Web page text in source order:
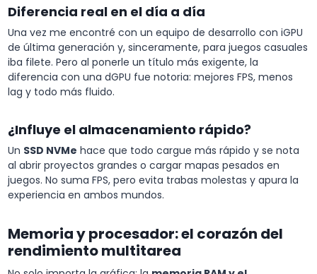
Diferencia real en el día a día
Una vez me encontré con un equipo de desarrollo con iGPU
de última generación y, sinceramente, para juegos casuales
iba filete. Pero al ponerle un título más exigente, la
diferencia con una dGPU fue notoria: mejores FPS, menos
lag y todo más fluido.
¿Influye el almacenamiento rápido?
Un SSD NVMe hace que todo cargue más rápido y se nota
al abrir proyectos grandes o cargar mapas pesados en
juegos. No suma FPS, pero evita trabas molestas y apura la
experiencia en ambos mundos.
Memoria y procesador: el corazón del
rendimiento multitarea